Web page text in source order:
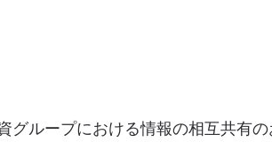
グループにおける情報の相互共有の